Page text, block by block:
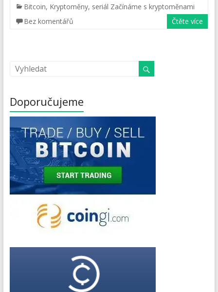
Bitcoin, Kryptoměny, seriál Začínáme s kryptoměnami
Bez komentářů
Čtěte více
Doporučujeme